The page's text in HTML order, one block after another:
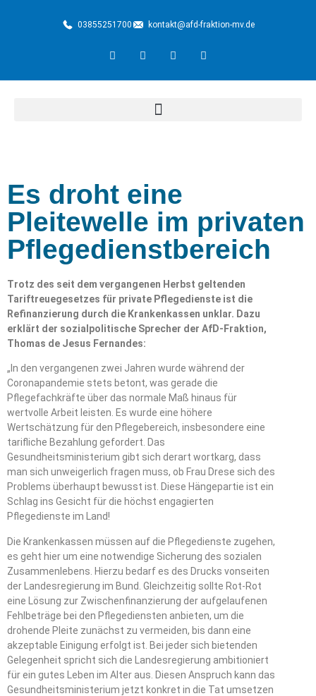
03855251700 kontakt@afd-fraktion-mv.de
Es droht eine
Pleitewelle im privaten
Pflegedienstbereich
Trotz des seit dem vergangenen Herbst geltenden
Tariftreuegesetzes für private Pflegedienste ist die
Refinanzierung durch die Krankenkassen unklar. Dazu
erklärt der sozialpolitische Sprecher der AfD-Fraktion,
Thomas de Jesus Fernandes:
„In den vergangenen zwei Jahren wurde während der
Coronapandemie stets betont, was gerade die
Pflegefachkräfte über das normale Maß hinaus für
wertvolle Arbeit leisten. Es wurde eine höhere
Wertschätzung für den Pflegebereich, insbesondere eine
tarifliche Bezahlung gefordert. Das
Gesundheitsministerium gibt sich derart wortkarg, dass
man sich unweigerlich fragen muss, ob Frau Drese sich des
Problems überhaupt bewusst ist. Diese Hängepartie ist ein
Schlag ins Gesicht für die höchst engagierten
Pflegedienste im Land!
Die Krankenkassen müssen auf die Pflegedienste zugehen,
es geht hier um eine notwendige Sicherung des sozialen
Zusammenlebens. Hierzu bedarf es des Drucks vonseiten
der Landesregierung im Bund. Gleichzeitig sollte Rot-Rot
eine Lösung zur Zwischenfinanzierung der aufgelaufenen
Fehlbeträge bei den Pflegediensten anbieten, um die
drohende Pleite zunächst zu vermeiden, bis dann eine
akzeptable Einigung erfolgt ist. Bei jeder sich bietenden
Gelegenheit spricht sich die Landesregierung ambitioniert
für ein gutes Leben im Alter aus. Diesen Anspruch kann das
Gesundheitsministerium jetzt konkret in die Tat umsetzen